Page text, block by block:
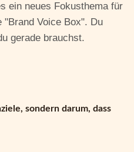
ein neues Fokusthema für
"Brand Voice Box". Du
gerade brauchst.
sondern darum, dass